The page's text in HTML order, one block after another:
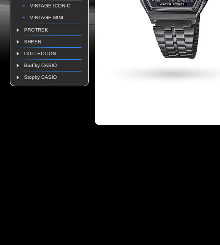
VINTAGE ICONIC
VINTAGE MINI
PROTREK
SHEEN
COLLECTION
Budíky CASIO
Stopky CASIO